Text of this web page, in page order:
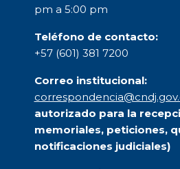
pm a 5:00 pm
Teléfono de contacto:
+57 (601) 381 7200
Correo institucional:
autorizado para la
memoriales, peticiones,
notificaciones judiciales)